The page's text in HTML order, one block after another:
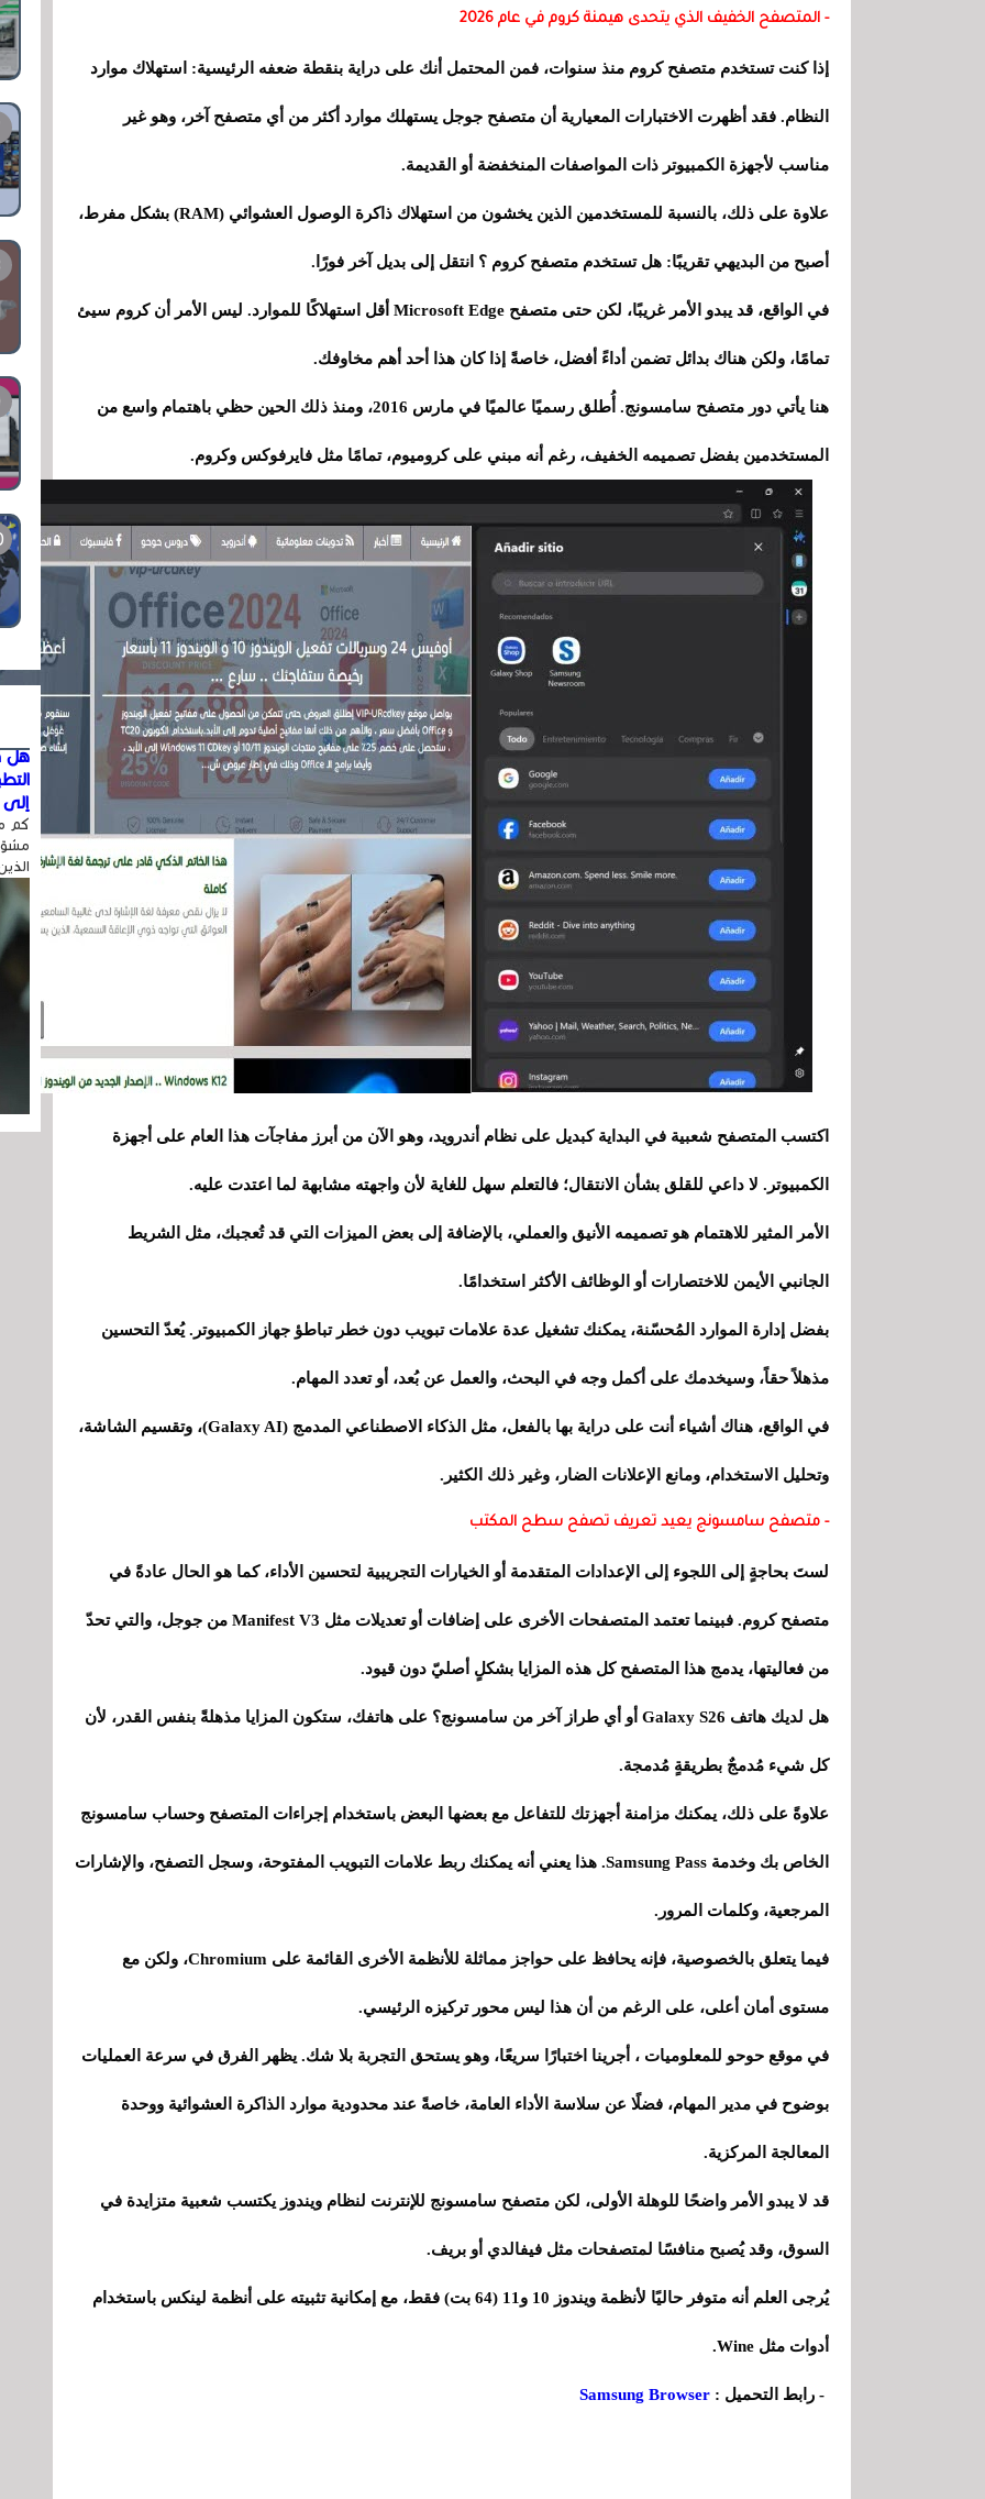
- المتصفح الخفيف الذي يتحدى هيمنة كروم في عام 2026
إذا كنت تستخدم متصفح كروم منذ سنوات، فمن المحتمل أنك على دراية بنقطة ضعفه الرئيسية: استهلاك موارد
النظام. فقد أظهرت الاختبارات المعيارية أن متصفح جوجل يستهلك موارد أكثر من أي متصفح آخر، وهو غير
مناسب لأجهزة الكمبيوتر ذات المواصفات المنخفضة أو القديمة.
علاوة على ذلك، بالنسبة للمستخدمين الذين يخشون من استهلاك ذاكرة الوصول العشوائي (RAM) بشكل مفرط،
أصبح من البديهي تقريبًا: هل تستخدم متصفح كروم ؟ انتقل إلى بديل آخر فورًا.
في الواقع، قد يبدو الأمر غريبًا، لكن حتى متصفح Microsoft Edge أقل استهلاكًا للموارد. ليس الأمر أن كروم سيئ
تمامًا، ولكن هناك بدائل تضمن أداءً أفضل، خاصةً إذا كان هذا أحد أهم مخاوفك.
هنا يأتي دور متصفح سامسونج. أُطلق رسميًا عالميًا في مارس 2016، ومنذ ذلك الحين حظي باهتمام واسع من
المستخدمين بفضل تصميمه الخفيف، رغم أنه مبني على كروميوم، تمامًا مثل فايرفوكس وكروم.
اكتسب المتصفح شعبية في البداية كبديل على نظام أندرويد، وهو الآن من أبرز مفاجآت هذا العام على أجهزة
الكمبيوتر. لا داعي للقلق بشأن الانتقال؛ فالتعلم سهل للغاية لأن واجهته مشابهة لما اعتدت عليه.
الأمر المثير للاهتمام هو تصميمه الأنيق والعملي، بالإضافة إلى بعض الميزات التي قد تُعجبك، مثل الشريط
الجانبي الأيمن للاختصارات أو الوظائف الأكثر استخدامًا.
بفضل إدارة الموارد المُحسّنة، يمكنك تشغيل عدة علامات تبويب دون خطر تباطؤ جهاز الكمبيوتر. يُعدّ التحسين
مذهلاً حقاً، وسيخدمك على أكمل وجه في البحث، والعمل عن بُعد، أو تعدد المهام.
في الواقع، هناك أشياء أنت على دراية بها بالفعل، مثل الذكاء الاصطناعي المدمج (Galaxy AI)، وتقسيم الشاشة،
وتحليل الاستخدام، ومانع الإعلانات الضار، وغير ذلك الكثير.
- متصفح سامسونج يعيد تعريف تصفح سطح المكتب
لستَ بحاجةٍ إلى اللجوء إلى الإعدادات المتقدمة أو الخيارات التجريبية لتحسين الأداء، كما هو الحال عادةً في
متصفح كروم. فبينما تعتمد المتصفحات الأخرى على إضافات أو تعديلات مثل Manifest V3 من جوجل، والتي تحدّ
من فعاليتها، يدمج هذا المتصفح كل هذه المزايا بشكلٍ أصليّ دون قيود.
هل لديك هاتف Galaxy S26 أو أي طراز آخر من سامسونج؟ على هاتفك، ستكون المزايا مذهلةً بنفس القدر، لأن
كل شيء مُدمجٌ بطريقةٍ مُدمجة.
علاوةً على ذلك، يمكنك مزامنة أجهزتك للتفاعل مع بعضها البعض باستخدام إجراءات المتصفح وحساب سامسونج
الخاص بك وخدمة Samsung Pass. هذا يعني أنه يمكنك ربط علامات التبويب المفتوحة، وسجل التصفح، والإشارات
المرجعية، وكلمات المرور.
فيما يتعلق بالخصوصية، فإنه يحافظ على حواجز مماثلة للأنظمة الأخرى القائمة على Chromium، ولكن مع
مستوى أمان أعلى، على الرغم من أن هذا ليس محور تركيزه الرئيسي.
في موقع حوحو للمعلوميات ، أجرينا اختبارًا سريعًا، وهو يستحق التجربة بلا شك. يظهر الفرق في سرعة العمليات
بوضوح في مدير المهام، فضلًا عن سلاسة الأداء العامة، خاصةً عند محدودية موارد الذاكرة العشوائية ووحدة
المعالجة المركزية.
قد لا يبدو الأمر واضحًا للوهلة الأولى، لكن متصفح سامسونج للإنترنت لنظام ويندوز يكتسب شعبية متزايدة في
السوق، وقد يُصبح منافسًا لمتصفحات مثل فيفالدي أو بريف.
يُرجى العلم أنه متوفر حاليًا لأنظمة ويندوز 10 و11 (64 بت) فقط، مع إمكانية تثبيته على أنظمة لينكس باستخدام
أدوات مثل Wine.
- رابط التحميل : Samsung Browser
هل
إلى
كم